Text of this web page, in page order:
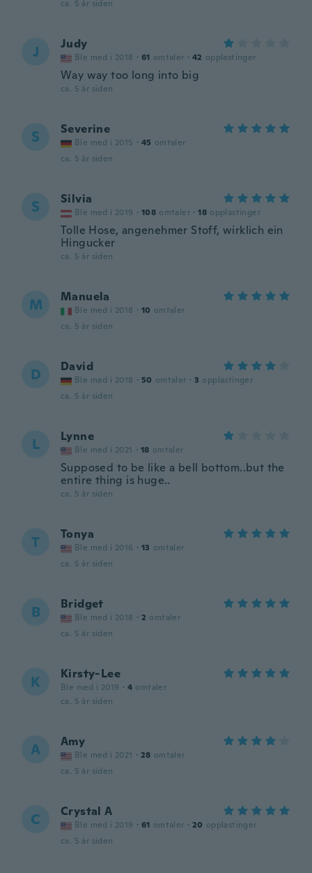
ca. 5 år siden
J Judy
Ble med i 2018 · 61 omtaler · 42 opplastinger
Way way too long into big
ca. 5 år siden
S Severine
Ble med i 2015 · 45 omtaler
ca. 5 år siden
S Silvia
Ble med i 2019 · 108 omtaler · 18 opplastinger
Tolle Hose, angenehmer Stoff, wirklich ein
Hingucker
ca. 5 år siden
M Manuela
Ble med i 2018 · 10 omtaler
ca. 5 år siden
D David
Ble med i 2018 · 50 omtaler · 3 opplastinger
ca. 5 år siden
L Lynne
Ble med i 2021 · 18 omtaler
Supposed to be like a bell bottom..but the
entire thing is huge..
ca. 5 år siden
T Tonya
Ble med i 2016 · 13 omtaler
ca. 5 år siden
B Bridget
Ble med i 2018 · 2 omtaler
ca. 5 år siden
K Kirsty-Lee
Ble med i 2019 · 4 omtaler
ca. 5 år siden
A Amy
Ble med i 2021 · 28 omtaler
ca. 5 år siden
C Crystal A
Ble med i 2019 · 61 omtaler · 20 opplastinger
ca. 5 år siden